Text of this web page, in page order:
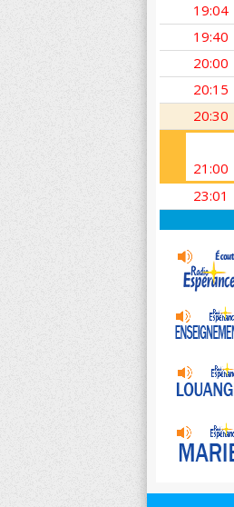
19:04
19:40
20:00
20:15
20:30
21:00
23:01